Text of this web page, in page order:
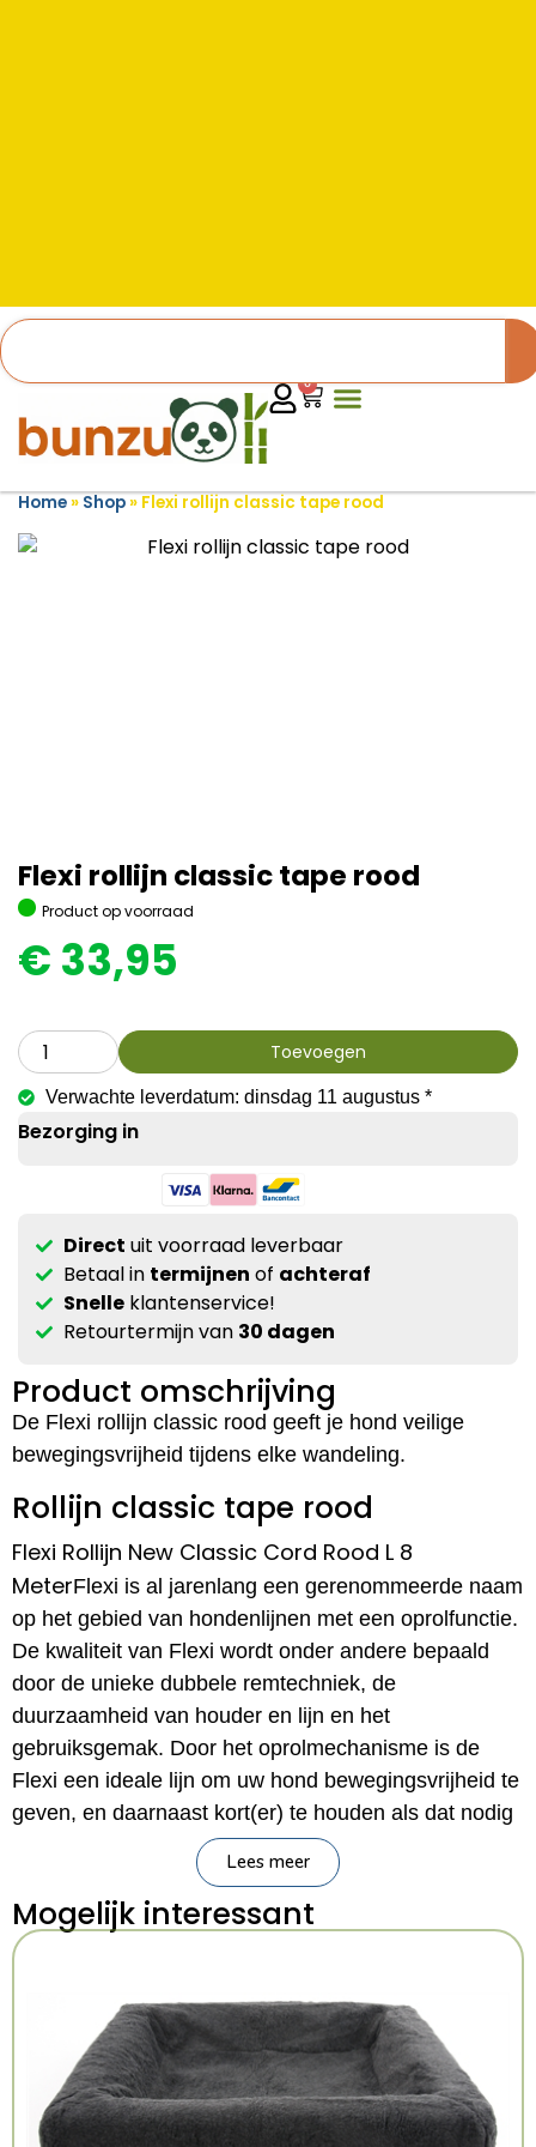
0
Home» Shop» Flexi rollijn classic tape rood
Flexi rollijn classic tape rood
Product op voorraad
€ 33,95
Toevoegen
Verwachte leverdatum: dinsdag 11 augustus *
Bezorging in
Direct uit voorraad leverbaar
Betaal in termijnen of achteraf
Snelleklantenservice!
Retourtermijn van 30 dagen
Product omschrijving
De Flexi rollijn classic rood geeft je hond veilige
bewegingsvrijheid tijdens elke wandeling.
Rollijn classic tape rood
Flexi Rollijn New Classic Cord Rood L 8
MeterFlexi is al jarenlang een gerenommeerde naam
op het gebied van hondenlijnen met een oprolfunctie.
De kwaliteit van Flexi wordt onder andere bepaald
door de unieke dubbele remtechniek, de
duurzaamheid van houder en lijn en het
gebruiksgemak. Door het oprolmechanisme is de
Flexi een ideale lijn om uw hond bewegingsvrijheid te
geven, en daarnaast kort(er) te houden als dat nodig
Materiaal: kunststofGeschikt voor honden tot 50
KiloKleur: Rood
Kenmerken: L 8 M
Lees meer
Mogelijk interessant